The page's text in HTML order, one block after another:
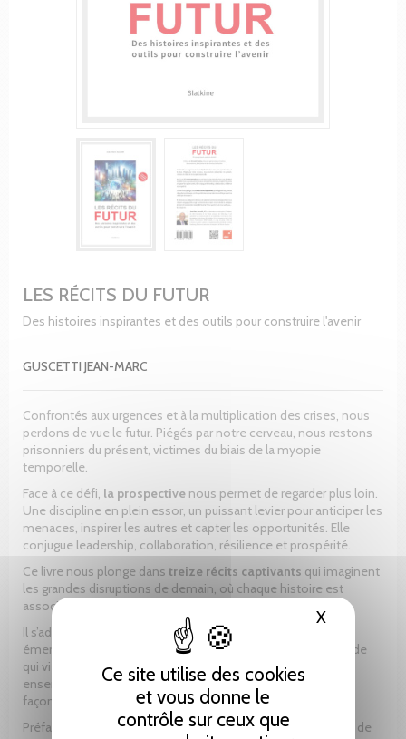
Ce site utilise des cookies
et vous donne le
contrôle sur ceux que
XMasquer
LES RÉCITS DU FUTUR
Des histoires inspirantes et des outils pour construire l'avenir
GUSCETTI JEAN-MARC
Confrontés aux urgences et à la multiplication des crises, nous
perdons de vue le futur. Piégés par notre cerveau, nous restons
prisonniers du présent, victimes du biais de la myopie
temporelle.
Face à ce défi, la prospective nous permet de regarder plus loin.
Une discipline en plein essor, un puissant levier pour anticiper les
menaces, inspirer les autres et capter les opportunités. Elle
conjugue leadership, collaboration, résilience et prospérité.
Ce livre nous plonge dans treize récits captivants qui imaginent
les grandes disruptions de demain, où chaque histoire est
associée à un outil de prospective utilisé par les experts.
Il s’adresse aux dirigeants désireux de saisir les tendances
émergentes et aux citoyens engagés prêts à agir sur le monde
qui vient. Une invitation à anticiper, innover et transformer
ensemble l’avenir. Parce que le futur ne se subit pas… il se
façonne.
Préface de
Vincent Subilia, directeur général de la Chambre de